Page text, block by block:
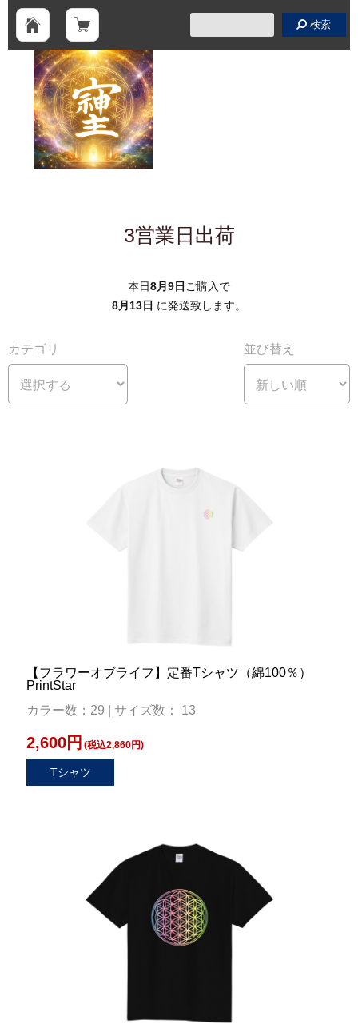
検索
3営業日出荷
本日8月9日 ご購入で
8月13日 に発送致します。
カテゴリ 並び替え
【フラワーオブライフ】定番Tシャツ（綿100％）
PrintStar
カラー数：29 | サイズ数： 13
2,600円 (税込2,860円)
Tシャツ